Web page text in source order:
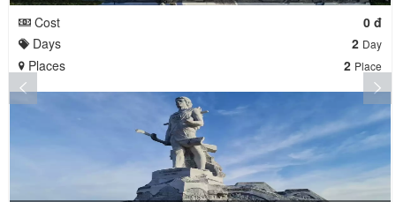
Cost
0 đ
Days
2 Day
Places 2 Place